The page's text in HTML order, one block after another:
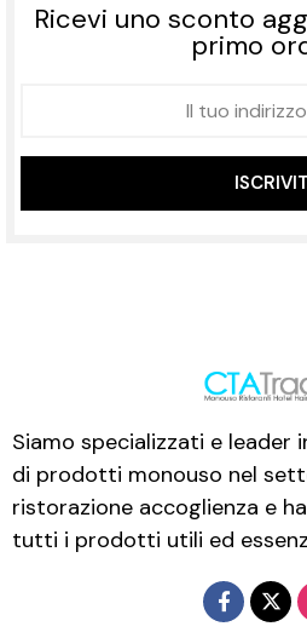
Ricevi uno sconto
primo
Siamo specializzati e leader
di prodotti monouso nel
ristorazione accoglienza e
tutti i prodotti utili ed